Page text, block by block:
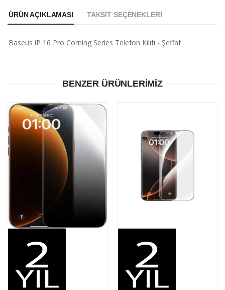
ÜRÜN AÇIKLAMASI TAKSIT SEÇENEKLERI
Baseus iP 16 Pro Corning Series Telefon Kılıfı - Şeffaf
BENZER ÜRÜNLERIMIZ